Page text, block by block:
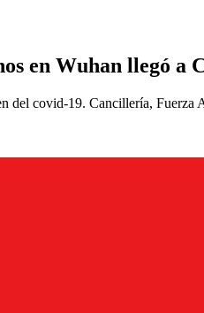
en Wuhan llegó a
del covid-19. Cancillería,